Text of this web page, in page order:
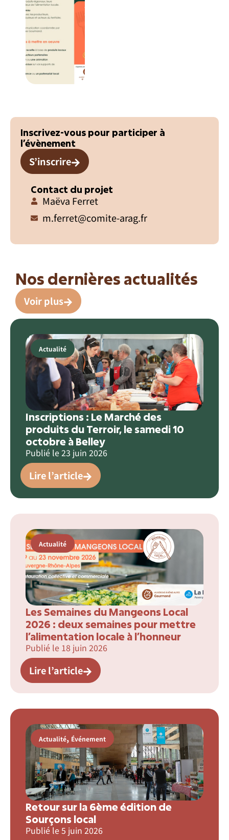
Inscrivez-vous pour participer à
l’évènement
S’inscrire
Contact du projet
Maëva Ferret
m.ferret@comite-arag.fr
Nos dernières actualités
Voir plus
Actualité
Inscriptions : Le Marché des
produits du Terroir, le samedi 10
octobre à Belley
Publié le23 juin 2026
Lire l’article
Actualité
Les Semaines du Mangeons Local
2026 : deux semaines pour mettre
l’alimentation locale à l’honneur
Publié le 18 juin 2026
Lire l’article
Actualité, Événement
Retour sur la 6ème édition de
Sourçons local
Publié le5 juin 2026